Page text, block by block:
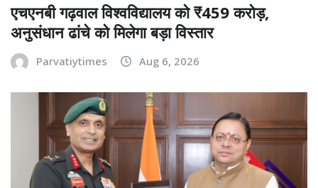
एचएनबी गढ़वाल विश्वविद्यालय को ₹459 करोड़,
अनुसंधान ढांचे को मिलेगा बड़ा विस्तार
Parvatiytimes Aug 6, 2026